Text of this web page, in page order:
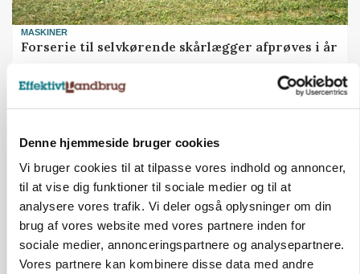
Denne hjemmeside bruger cookies
Vi bruger cookies til at tilpasse vores indhold og annoncer,
til at vise dig funktioner til sociale medier og til at
analysere vores trafik. Vi deler også oplysninger om din
brug af vores website med vores partnere inden for
sociale medier, annonceringspartnere og analysepartnere.
Vores partnere kan kombinere disse data med andre
MASKINER
Forserie til selvkørende skårlægger afprøves i år
Annonce
Loading...